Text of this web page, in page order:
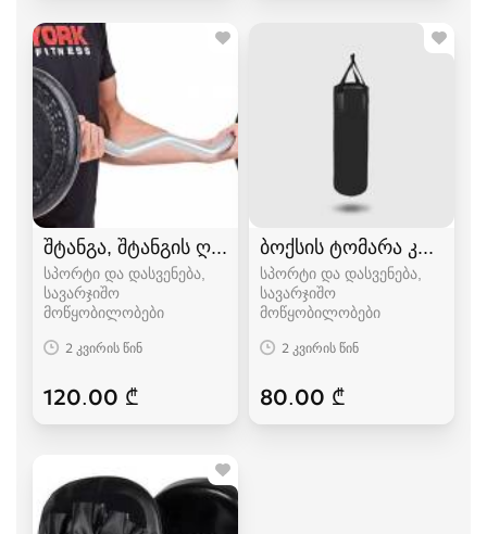
შტანგა, შტანგის ღერძი
სპორტი და დასვენება,
სავარჯიშო
მოწყობილობები
2 კვირის წინ
120.00 ₾
ბოქსის ტომარა კრივის
სპორტი და დასვენება,
სავარჯიშო
მოწყობილობები
2 კვირის წინ
80.00 ₾